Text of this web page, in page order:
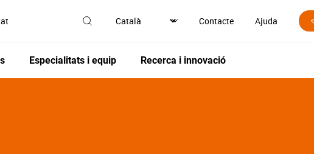
Contacte Ajuda
Especialitats i equip Recerca i innovació